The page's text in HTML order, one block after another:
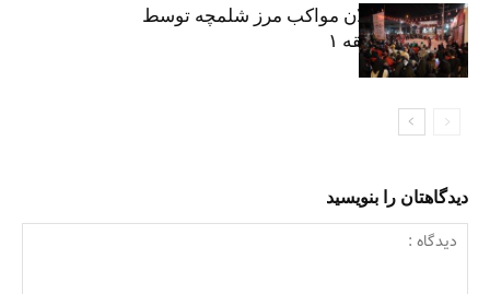
نکوداشت فعالان مواکب مرز شلمچه توسط
شهرداری منطقه ۱
دیدگاهتان را بنویسید